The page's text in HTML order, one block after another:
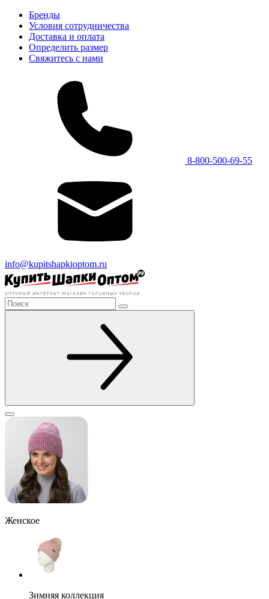
Бренды
Условия сотрудничества
Доставка и оплата
Определить размер
Свяжитесь с нами
8-800-500-69-55
info@kupitshapkioptom.ru
Женское
Зимняя коллекция